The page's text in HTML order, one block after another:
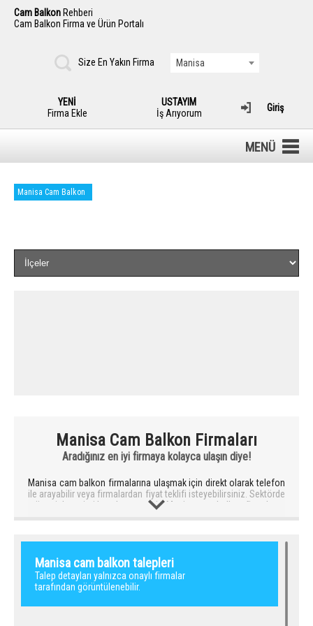
Cam Balkon Rehberi
Cam Balkon Firma ve Ürün Portalı
Size En Yakın Firma Manisa
YENİ
Firma Ekle
USTAYIM
İş Arıyorum
Giriş
MENÜ
Manisa Cam Balkon
Manisa Cam Balkon Firmaları
Aradığınız en iyi firmaya kolayca ulaşın diye!
Manisa cam balkon firmalarına ulaşmak için direkt olarak telefon
ile arayabilir veya firmalardan fiyat teklifi isteyebilirsiniz. Sektörde
müşteri deneyimi kanıtlanmış en iyi Manisa cam balkon firmalarını
gerekir. Daha önce montajı yapılan balkonların örneklerine göz
atarak firmanın işçiliğinde gösterdiği titizliği anlayabilirsiniz. Firma
tercih ederken bizim önerimiz cam balkon rehberi onaylı firmalar
ile çalışmanızdır.
Manisa cam balkon talepleri
Talep detayları yalnızca onaylı firmalar
tarafından görüntülenebilir.